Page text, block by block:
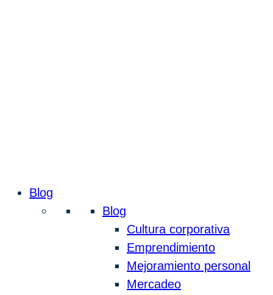
Blog
Blog
Cultura corporativa
Emprendimiento
Mejoramiento personal
Mercadeo